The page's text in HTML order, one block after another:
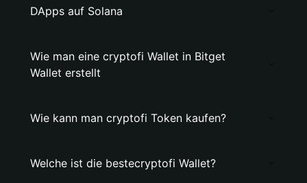
DApps auf Solana
Wie man eine cryptofi Wallet in Bitget
Wallet erstellt
Wie kann man cryptofi Token kaufen?
Welche ist die bestecryptofi Wallet?